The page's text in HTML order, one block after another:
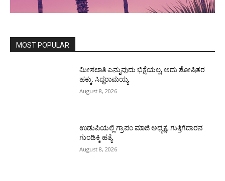
MOST POPULAR
ಮೀಸಲಾತಿ ಎನ್ನುವುದು ಭಿಕ್ಷೆಯಲ್ಲ, ಅದು ಶೋಷಿತರ
ಹಕ್ಕು: ಸಿದ್ದರಾಮಯ್ಯ
August 8, 2026
ಉಡುಪಿಯಲ್ಲಿ ಗ್ರಾಪಂ ಮಾಜಿ ಅಧ್ಯಕ್ಷ, ಗುತ್ತಿಗೆದಾರನ
ಗುಂಡಿಕ್ಕಿ ಹತ್ಯೆ
August 8, 2026